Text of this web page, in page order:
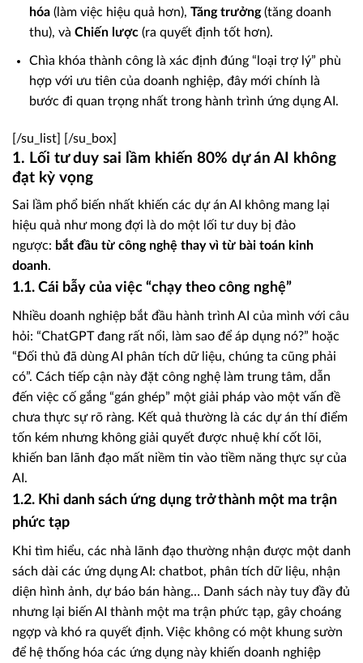
hóa(làm việc hiệu quả hơn), Tăng trưởng(tăng doanh
thu), và Chiến lược(ra quyết định tốt hơn).
Chìa khóa thành công là xác định đúng “loại trợ lý” phù
hợp với ưu tiên của doanh nghiệp, đây mới chính là
bước đi quan trọng nhất trong hành trình ứng dụng AI.
[/su_list] [/su_box]
1. Lối tư duy sai lầm khiến 80% dự án AI không
đạt kỳ vọng
Sai lầm phổ biến nhất khiến các dự án AI không mang lại
hiệu quả như mong đợi là do một lối tư duy bị đảo
ngược: bắt đầu từ công nghệ thay vì từ bài toán kinh
doanh.
1.1. Cái bẫy của việc “chạy theo công nghệ”
Nhiều doanh nghiệp bắt đầu hành trình AI của mình với câu
hỏi: “ChatGPT đang rất nổi, làm sao để áp dụng nó?” hoặc
“Đối thủ đã dùng AI phân tích dữ liệu, chúng ta cũng phải
có”. Cách tiếp cận này đặt công nghệ làm trung tâm, dẫn
đến việc cố gắng “gán ghép” một giải pháp vào một vấn đề
chưa thực sự rõ ràng. Kết quả thường là các dự án thí điểm
tốn kém nhưng không giải quyết được nhuệ khí cốt lõi,
khiến ban lãnh đạo mất niềm tin vào tiềm năng thực sự của
AI.
1.2. Khi danh sách ứng dụng trở thành một ma trận
phức tạp
Khi tìm hiểu, các nhà lãnh đạo thường nhận được một danh
sách dài các ứng dụng AI: chatbot, phân tích dữ liệu, nhận
diện hình ảnh, dự báo bán hàng… Danh sách này tuy đầy đủ
nhưng lại biến AI thành một ma trận phức tạp, gây choáng
ngợp và khó ra quyết định. Việc không có một khung sườn
để hệ thống hóa các ứng dụng này khiến doanh nghiệp